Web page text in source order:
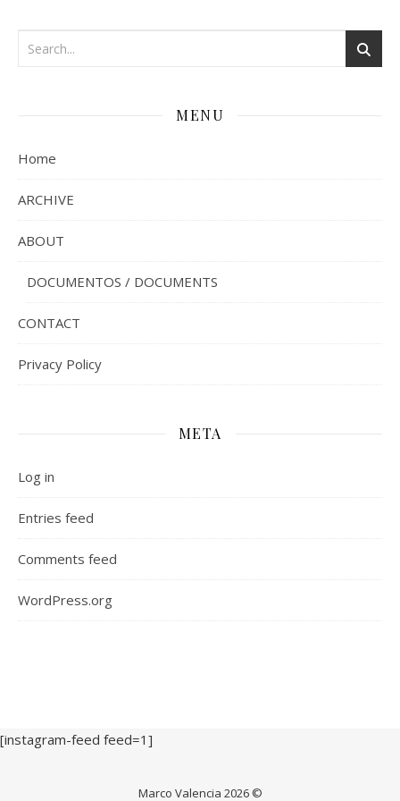
MENU
Home
ARCHIVE
ABOUT
DOCUMENTOS / DOCUMENTS
CONTACT
Privacy Policy
META
Log in
Entries feed
Comments feed
WordPress.org
[instagram-feed feed=1]
Marco Valencia 2026 ©